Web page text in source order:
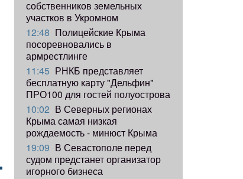
собственников земельных
участков в Укромном
12:48 Полицейские Крыма
посоревновались в
армрестлинге
11:45 РНКБ представляет
бесплатную карту "Дельфин"
ПРО100 для гостей полуострова
10:02 В Северных регионах
Крыма самая низкая
рождаемость - минюст Крыма
19:09 В Севастополе перед
судом предстанет организатор
игорного бизнеса